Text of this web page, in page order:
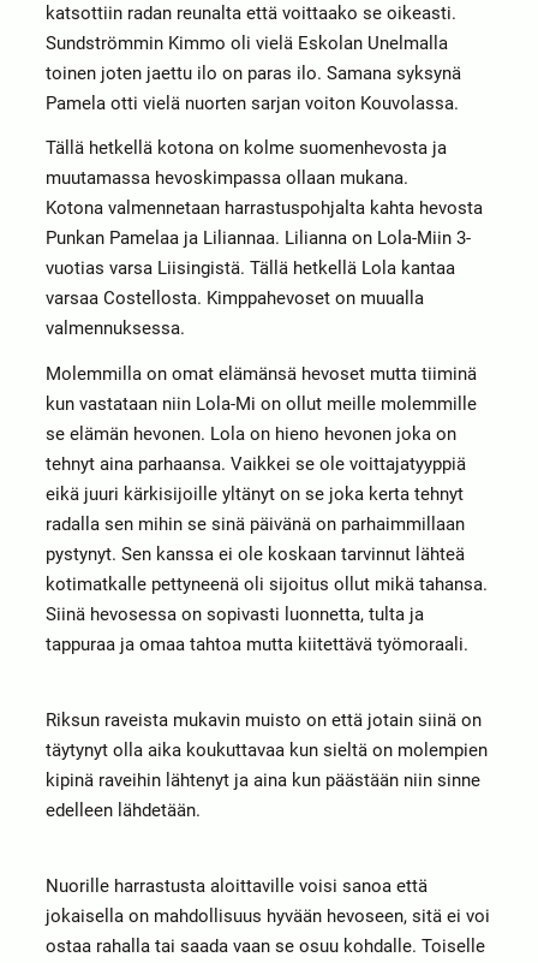
katsottiin radan reunalta että voittaako se oikeasti.
Sundströmmin Kimmo oli vielä Eskolan Unelmalla
toinen joten jaettu ilo on paras ilo. Samana syksynä
Pamela otti vielä nuorten sarjan voiton Kouvolassa.
Tällä hetkellä kotona on kolme suomenhevosta ja
muutamassa hevoskimpassa ollaan mukana.
Kotona valmennetaan harrastuspohjalta kahta hevosta
Punkan Pamelaa ja Liliannaa. Lilianna on Lola-Miin 3-
vuotias varsa Liisingistä. Tällä hetkellä Lola kantaa
varsaa Costellosta. Kimppahevoset on muualla
valmennuksessa.
Molemmilla on omat elämänsä hevoset mutta tiiminä
kun vastataan niin Lola-Mi on ollut meille molemmille
se elämän hevonen. Lola on hieno hevonen joka on
tehnyt aina parhaansa. Vaikkei se ole voittajatyyppiä
eikä juuri kärkisijoille yltänyt on se joka kerta tehnyt
radalla sen mihin se sinä päivänä on parhaimmillaan
pystynyt. Sen kanssa ei ole koskaan tarvinnut lähteä
kotimatkalle pettyneenä oli sijoitus ollut mikä tahansa.
Siinä hevosessa on sopivasti luonnetta, tulta ja
tappuraa ja omaa tahtoa mutta kiitettävä työmoraali.
Riksun raveista mukavin muisto on että jotain siinä on
täytynyt olla aika koukuttavaa kun sieltä on molempien
kipinä raveihin lähtenyt ja aina kun päästään niin sinne
edelleen lähdetään.
Nuorille harrastusta aloittaville voisi sanoa että
jokaisella on mahdollisuus hyvään hevoseen, sitä ei voi
ostaa rahalla tai saada vaan se osuu kohdalle. Toiselle